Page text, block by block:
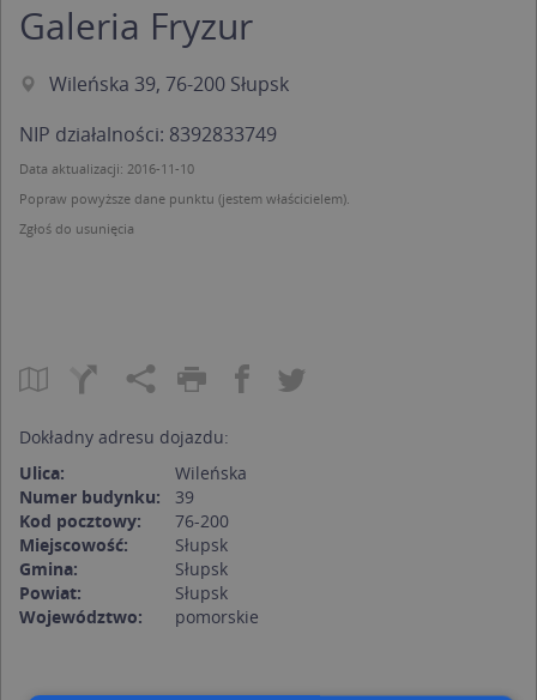
Galeria Fryzur
Wileńska 39, 76-200 Słupsk
NIP działalności: 8392833749
Data aktualizacji: 2016-11-10
Popraw powyższe dane punktu (jestem właścicielem).
Zgłoś do usunięcia
Dokładny adresu dojazdu:
Ulica:
Wileńska
Numer budynku:
39
Kod pocztowy:
76-200
Miejscowość:
Słupsk
Gmina:
Słupsk
Powiat:
Słupsk
Województwo:
pomorskie